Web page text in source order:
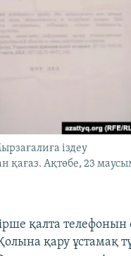
іздеу
қағаз. Ақтөбе, 23
қалта
қару ұстамақ